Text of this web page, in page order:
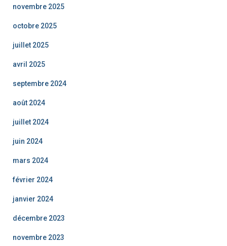
novembre 2025
octobre 2025
juillet 2025
avril 2025
septembre 2024
août 2024
juillet 2024
juin 2024
mars 2024
février 2024
janvier 2024
décembre 2023
novembre 2023